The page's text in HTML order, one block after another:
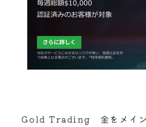
Gold Trading 金をメイン